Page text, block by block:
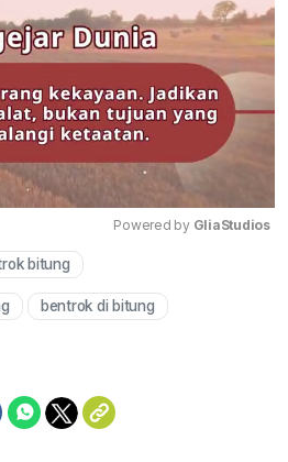
Powered by GliaStudios
bitung
bentrok di bitung